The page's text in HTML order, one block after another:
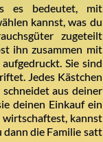
es bedeutet, mit
kannst, was du
zugeteilt
ihn zusammen mit
Sie sind
Jedes Kästchen
aus deiner
deinen Einkauf ein
wirtschaftest, kannst
dann die Familie satt